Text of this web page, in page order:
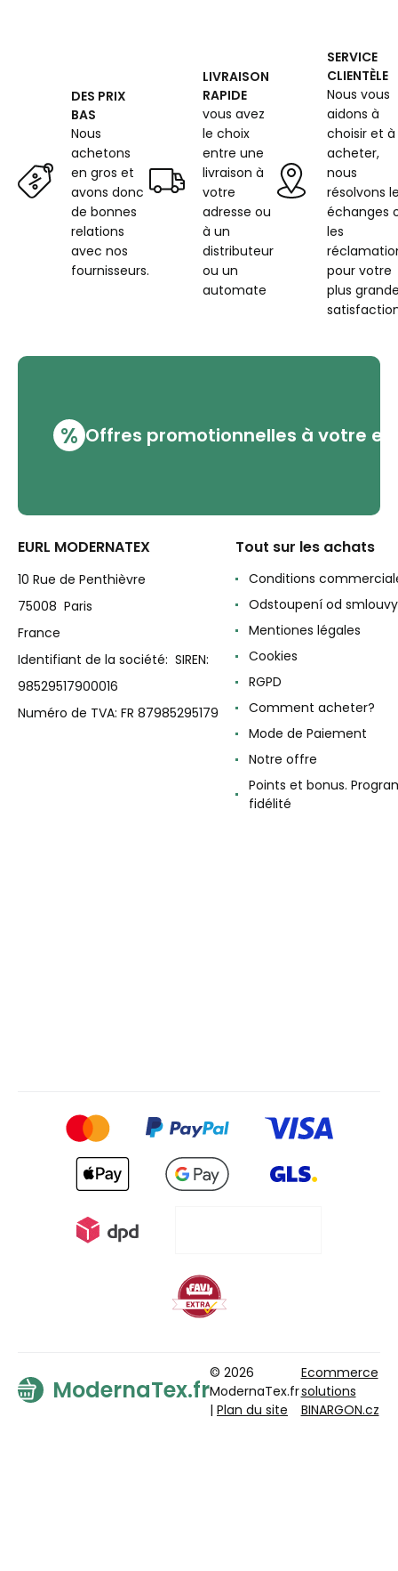
DES PRIX
BAS
Nous
achetons
en gros et
avons donc
de bonnes
relations
avec nos
fournisseurs.
LIVRAISON
RAPIDE
vous avez
le choix
entre une
livraison à
votre
adresse ou
à un
distributeur
ou un
automate
SERVICE
CLIENTÈLE
Nous vous
aidons à
choisir et à
acheter,
nous
résolvons
échanges
les
pour votre
plus
% Offres promotionnelles à votre
EURL MODERNATEX
10 Rue de Penthièvre
75008 Paris
France
Identifiant de la société: SIREN:
98529517900016
Numéro de TVA: FR 87985295179
Tout sur les achats
Conditions
Odstoupení od smlouvy
Mentiones légales
Cookies
RGPD
Comment acheter?
Mode de Paiement
Notre offre
Points et bonus.
fidélité
ModernaTex.fr
© 2026
ModernaTex.fr
| Plan du site
Ecommerce
solutions
BINARGON.cz